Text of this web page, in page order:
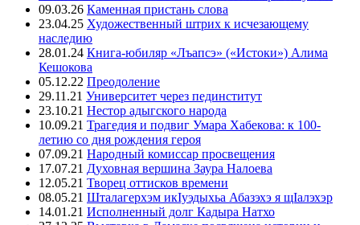
09.03.26 Каменная пристань слова
23.04.25 Художественный штрих к исчезающему
наследию
28.01.24 Книга-юбиляр «Лъапсэ» («Истоки») Алима
Кешокова
05.12.22 Преодоление
29.11.21 Университет через пединститут
23.10.21 Нестор адыгского народа
10.09.21 Трагедия и подвиг Умара Хабекова: к 100-
летию со дня рождения героя
07.09.21 Народный комиссар просвещения
17.07.21 Духовная вершина Заура Налоева
12.05.21 Творец оттисков времени
08.05.21 Шталагерхэм икIуэдыхьа Абазэхэ я щIалэхэр
14.01.21 Исполненный долг Кадыра Натхо